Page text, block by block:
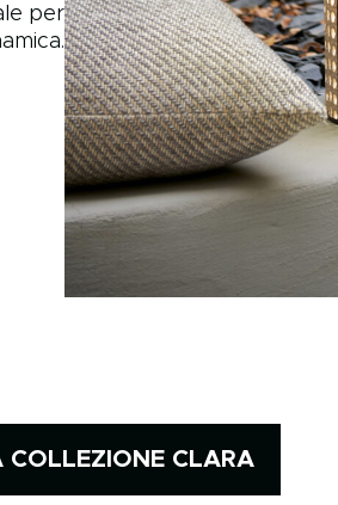
per
COLLEZIONE CLARA